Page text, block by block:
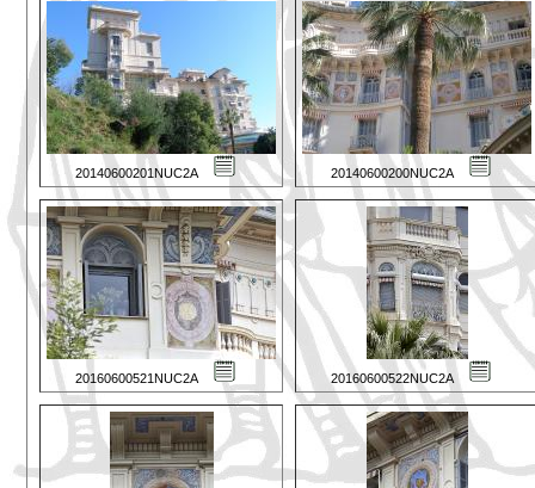
20140600201NUC2A 20140600200NUC2A
20160600521NUC2A 20160600522NUC2A